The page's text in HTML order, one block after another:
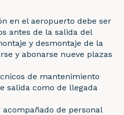
en el aeropuerto debe ser
antes de la salida del
y desmontaje de la
y abonarse nueve plazas
de mantenimiento
salida como de llegada
de personal